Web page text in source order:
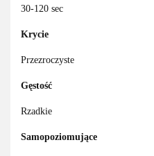
30-120 sec
Krycie
Przezroczyste
Gęstość
Rzadkie
Samopoziomujące